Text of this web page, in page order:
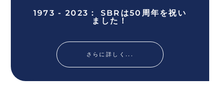
1973 - 2023： SBRは50周年を祝い
ました！
さらに詳しく...